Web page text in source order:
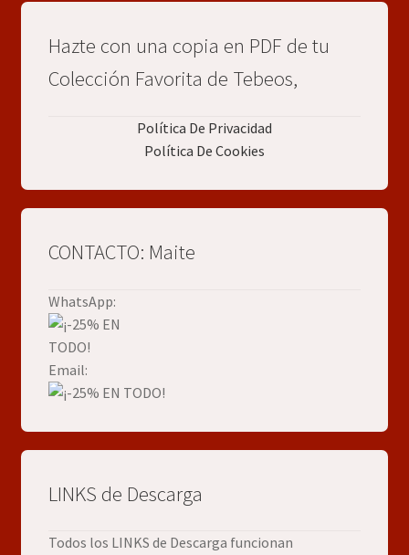
Hazte con una copia en PDF de tu
Colección Favorita de Tebeos,
Política De Privacidad
Política De Cookies
CONTACTO: Maite
WhatsApp:
Email:
LINKS de Descarga
Todos los LINKS de Descarga funcionan